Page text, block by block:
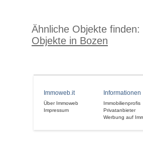
Ähnliche Objekte finden:
Objekte in Bozen
Immoweb.it
Über Immoweb
Impressum
Informationen
Immobilienprofis
Privatanbieter
Werbung auf